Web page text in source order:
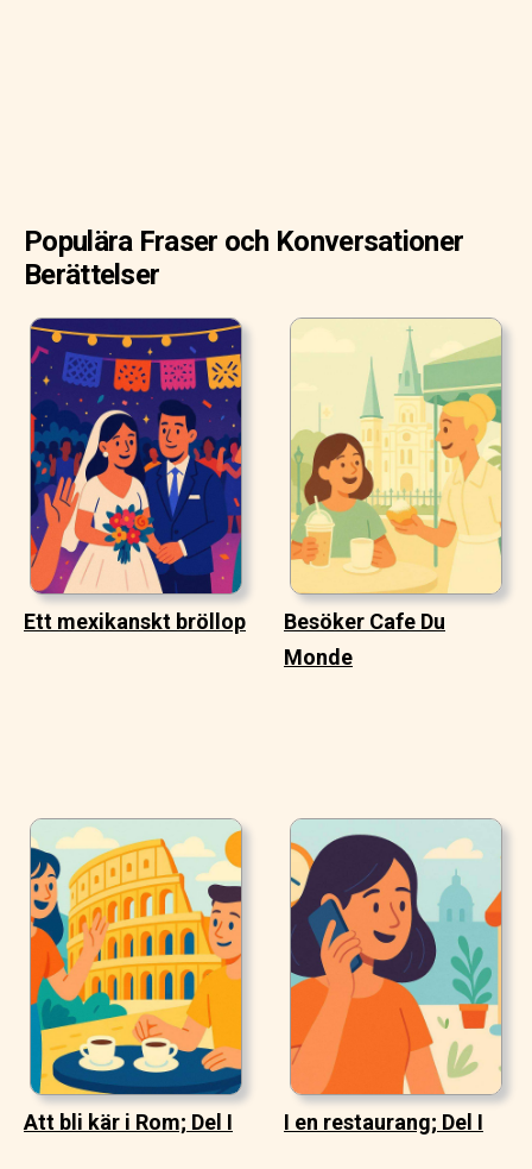
Populära Fraser och Konversationer
Berättelser
Ett mexikanskt bröllop
Besöker Cafe Du
Monde
Att bli kär i Rom; Del I I en restaurang; Del I